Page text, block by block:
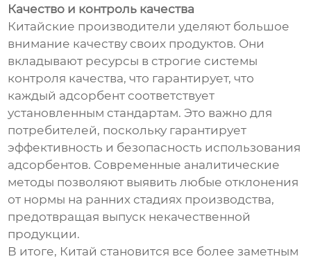
Качество и контроль качества
Китайские производители уделяют большое
внимание качеству своих продуктов. Они
вкладывают ресурсы в строгие системы
контроля качества, что гарантирует, что
каждый адсорбент соответствует
установленным стандартам. Это важно для
потребителей, поскольку гарантирует
эффективность и безопасность использования
адсорбентов. Современные аналитические
методы позволяют выявить любые отклонения
от нормы на ранних стадиях производства,
предотвращая выпуск некачественной
продукции.
В итоге, Китай становится все более заметным